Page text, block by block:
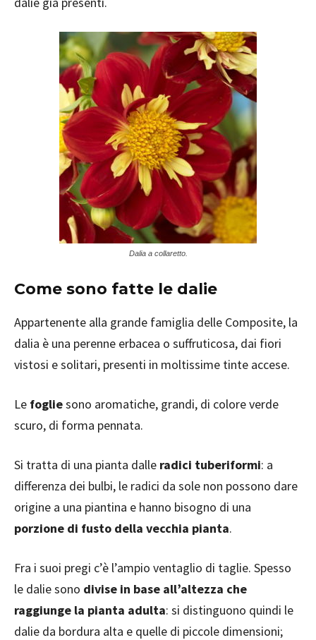
Dalia a collaretto.
Come sono fatte le dalie
Appartenente alla grande famiglia delle Composite, la
dalia è una perenne erbacea o suffruticosa, dai fiori
vistosi e solitari, presenti in moltissime tinte accese.
Le fogliesono aromatiche, grandi, di colore verde
scuro, di forma pennata.
Si tratta di una pianta dalle radici tuberiformi: a
differenza dei bulbi, le radici da sole non possono dare
origine a una piantina e hanno bisogno di una
porzione di fusto della vecchia pianta.
Fra i suoi pregi c’è l’ampio ventaglio di taglie. Spesso
le dalie sono divise in base all’altezza che
raggiunge la pianta adulta: si distinguono quindi le
dalie da bordura alta e quelle di piccole dimensioni;